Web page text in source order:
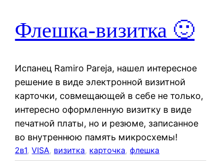
Флешка-визитка 🙂
Испанец Ramiro Pareja, нашел интересное
решение в виде электронной визитной
карточки, совмещающей в себе не только,
интересно оформленную визитку в виде
печатной платы, но и резюме, записанное
во внутреннюю память микросхемы!
2в1, VISA, визитка, карточка, флешка